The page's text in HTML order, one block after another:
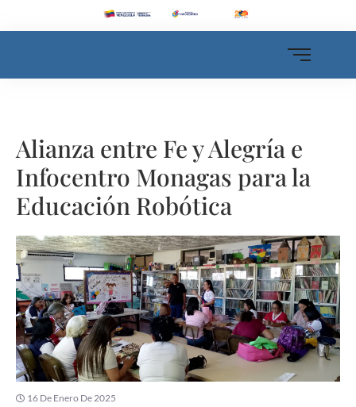
Alianza entre Fe y Alegría e
Infocentro Monagas para la
Educación Robótica
16 De Enero De 2025